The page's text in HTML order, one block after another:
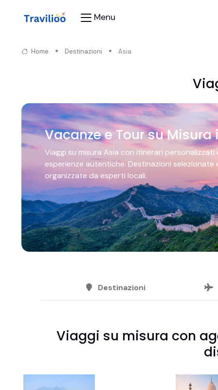
Menu
Home Destinazioni Asia
Vacanze e Tour su Misura
Viaggi su misura Asia con itinerari personalizzati
esperienze autentiche. Destinazioni selezionate
organizzate da esperti locali.
Destinazioni
Viaggi su misura con